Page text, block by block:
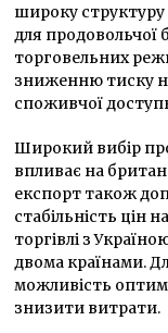
широку
для продовольчої
торговельних
зниженню тиску
споживчої
Широкий вибір
впливає на
експорт також
стабільність цін
торгівлі з
двома країнами.
можливість
знизити витрати.